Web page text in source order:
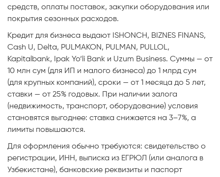
средств, оплаты поставок, закупки оборудования или
покрытия сезонных расходов.
Кредит для бизнеса выдают ISHONCH, BIZNES FINANS,
Cash U, Delta, PULMAKON, PULMAN, PULLOL,
Kapitalbank, Ipak Yo‘li Bank и Uzum Business. Суммы — от
10 млн сум (для ИП и малого бизнеса) до 1 млрд сум
(для крупных компаний), сроки — от 1 месяца до 5 лет,
ставки — от 25% годовых. При наличии залога
(недвижимость, транспорт, оборудование) условия
становятся выгоднее: ставка снижается на 3–7%, а
лимиты повышаются.
Для оформления обычно требуются: свидетельство о
регистрации, ИНН, выписка из ЕГРЮЛ (или аналога в
Узбекистане), банковские реквизиты и паспорт